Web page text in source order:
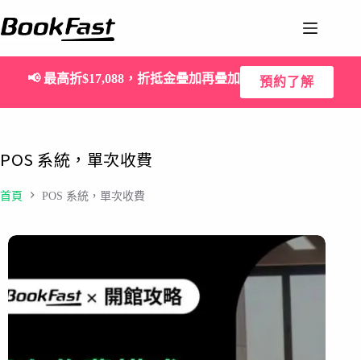
📢 最高折$17,088，折抵金疊加再疊加 預約了解
POS 系統，單次收費
首頁 POS 系統，單次收費